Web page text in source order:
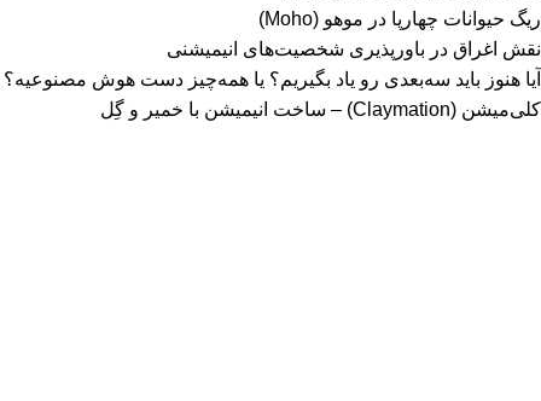
ریگ حیوانات چهارپا در موهو (Moho)
نقش اغراق در باورپذیری شخصیت‌های انیمیشنی
آیا هنوز باید سه‌بعدی‌ رو یاد بگیریم؟ یا همه‌چیز دست هوش مصنوعیه؟
کلی‌میشن (Claymation) – ساخت انیمیشن با خمیر و گِل